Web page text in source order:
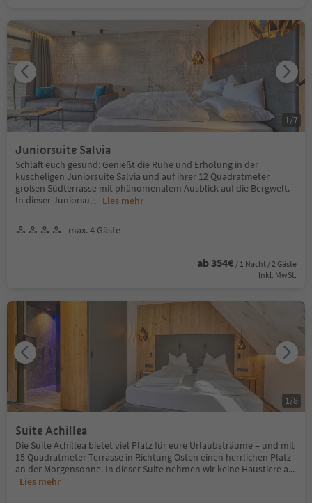
Juniorsuite Salvia
Schlaft euch gesund: Genießt die Ruhe und Erholung in der
kuscheligen Juniorsuite Salvia und auf ihrer 12 Quadratmeter
großen Südterrasse mit phänomenalem Ausblick auf die Bergwelt.
In dieser Juniorsu... Lies mehr
max. 4 Gäste
ab 354€ / 1 Nacht / 2 Gäste
Inkl. MwSt.
1 /7
Suite Achillea
Die Suite Achillea bietet viel Platz für eure Urlaubsträume – und mit
15 Quadratmeter Terrasse in Richtung Osten einen herrlichen Platz
an der Morgensonne. In dieser Suite nehmen wir keine Haustiere a...
Lies mehr
1 /8